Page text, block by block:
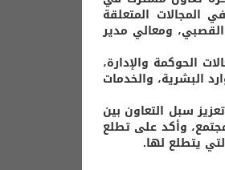
المجالات المتعلقة
ومعالي مدير
الحوكمة والإدارة،
البشرية، والخدمات
سبل التعاون بين
وأكد على تطلع
يتطلع لها.